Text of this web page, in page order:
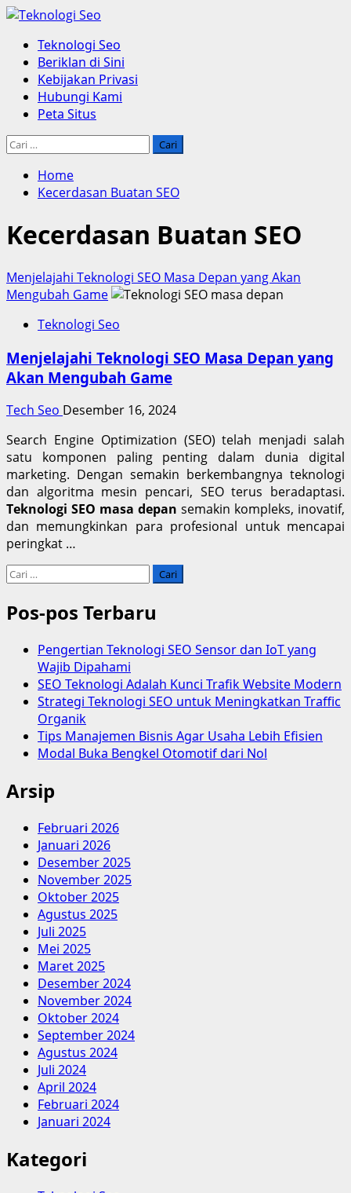
Skip
content
Primary
Menu
Teknologi Seo
Beriklan di Sini
Kebijakan Privasi
Hubungi Kami
Peta Situs
Cari
Home
Kecerdasan Buatan SEO
Kecerdasan Buatan SEO
Menjelajahi Teknologi SEO Masa Depan yang Akan
Mengubah Game
Teknologi Seo
Menjelajahi Teknologi SEO Masa Depan yang
Akan Mengubah Game
Tech Seo Desember 16, 2024
Search Engine Optimization (SEO) telah menjadi salah
satu komponen paling penting dalam dunia digital
marketing. Dengan semakin berkembangnya teknologi
dan algoritma mesin pencari, SEO terus beradaptasi.
Teknologi SEO masa depan semakin kompleks, inovatif,
dan memungkinkan para profesional untuk mencapai
peringkat …
Cari
Pos-pos Terbaru
Pengertian Teknologi SEO Sensor dan IoT yang
Wajib Dipahami
SEO Teknologi Adalah Kunci Trafik Website Modern
Strategi Teknologi SEO untuk Meningkatkan Traffic
Organik
Tips Manajemen Bisnis Agar Usaha Lebih Efisien
Modal Buka Bengkel Otomotif dari Nol
Arsip
Februari 2026
Januari 2026
Desember 2025
November 2025
Oktober 2025
Agustus 2025
Juli 2025
Mei 2025
Maret 2025
Desember 2024
November 2024
Oktober 2024
September 2024
Agustus 2024
Juli 2024
April 2024
Februari 2024
Januari 2024
Kategori